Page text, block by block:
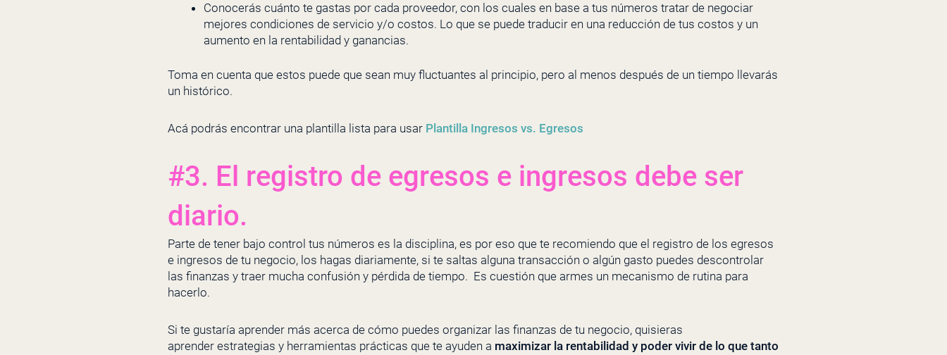
Conocerás cuánto te gastas por cada proveedor, con los cuales en base a tus números tratar de negociar
mejores condiciones de servicio y/o costos. Lo que se puede traducir en una reducción de tus costos y un
aumento en la rentabilidad y ganancias.
Toma en cuenta que estos puede que sean muy fluctuantes al principio, pero al menos después de un tiempo llevarás
un histórico.
Acá podrás encontrar una plantilla lista para usar Plantilla Ingresos vs. Egresos
#3. El registro de egresos e ingresos debe ser
diario.
Parte de tener bajo control tus números es la disciplina, es por eso que te recomiendo que el registro de los egresos
e ingresos de tu negocio, los hagas diariamente, si te saltas alguna transacción o algún gasto puedes descontrolar
las finanzas y traer mucha confusión y pérdida de tiempo. Es cuestión que armes un mecanismo de rutina para
hacerlo.
Si te gustaría aprender más acerca de cómo puedes organizar las finanzas de tu negocio, quisieras
aprender estrategias y herramientas prácticas que te ayuden a maximizar la rentabilidad y poder vivir de lo que tanto